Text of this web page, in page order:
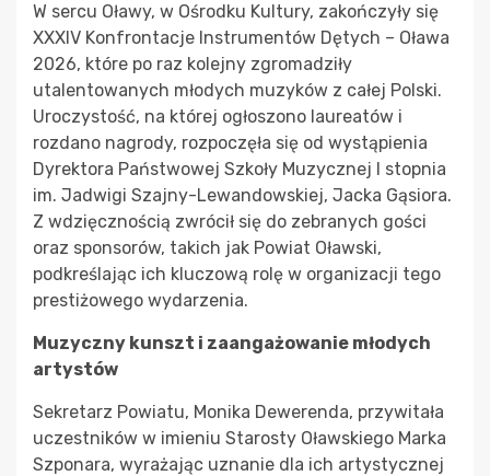
W sercu Oławy, w Ośrodku Kultury, zakończyły się
XXXIV Konfrontacje Instrumentów Dętych – Oława
2026, które po raz kolejny zgromadziły
utalentowanych młodych muzyków z całej Polski.
Uroczystość, na której ogłoszono laureatów i
rozdano nagrody, rozpoczęła się od wystąpienia
Dyrektora Państwowej Szkoły Muzycznej I stopnia
im. Jadwigi Szajny-Lewandowskiej, Jacka Gąsiora.
Z wdzięcznością zwrócił się do zebranych gości
oraz sponsorów, takich jak Powiat Oławski,
podkreślając ich kluczową rolę w organizacji tego
prestiżowego wydarzenia.
Muzyczny kunszt i zaangażowanie młodych
artystów
Sekretarz Powiatu, Monika Dewerenda, przywitała
uczestników w imieniu Starosty Oławskiego Marka
Szponara, wyrażając uznanie dla ich artystycznej